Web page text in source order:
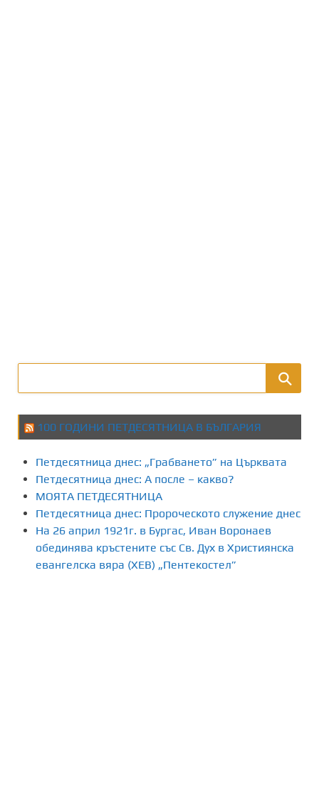
100 ГОДИНИ ПЕТДЕСЯТНИЦА В БЪЛГАРИЯ
Петдесятница днес: „Грабването” на Църквата
Петдесятница днес: А после – какво?
МОЯТА ПЕТДЕСЯТНИЦА
Петдесятница днес: Пророческото служение днес
На 26 април 1921г. в Бургас, Иван Воронаев
обединява кръстените със Св. Дух в Християнска
евангелска вяра (ХЕВ) „Пентекостел”